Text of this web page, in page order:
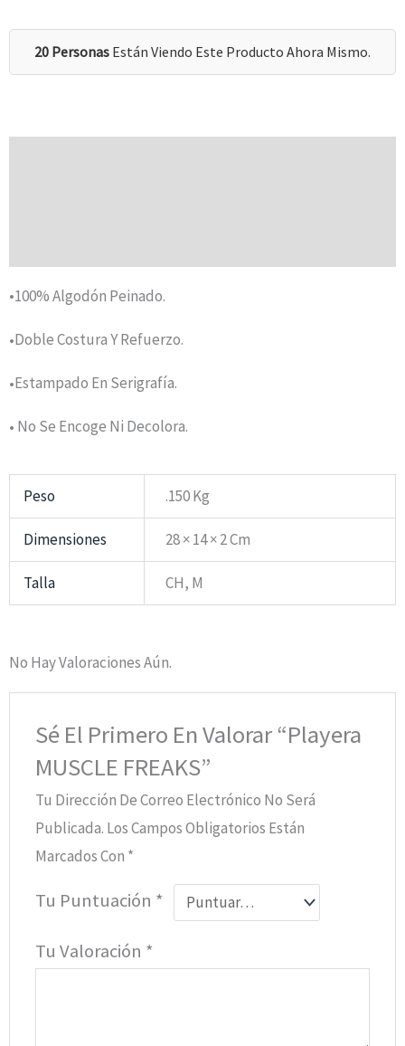
20 Personas Están Viendo Este Producto Ahora Mismo.
•100% Algodón Peinado.
•Doble Costura Y Refuerzo.
•Estampado En Serigrafía.
• No Se Encoge Ni Decolora.
Peso .150 Kg
Dimensiones 28 × 14 × 2 Cm
Talla CH, M
No Hay Valoraciones Aún.
Sé El Primero En Valorar “Playera
MUSCLE FREAKS”
Tu Dirección De Correo Electrónico No Será
Publicada. Los Campos Obligatorios Están
Marcados Con *
Tu Puntuación *
Tu Valoración *